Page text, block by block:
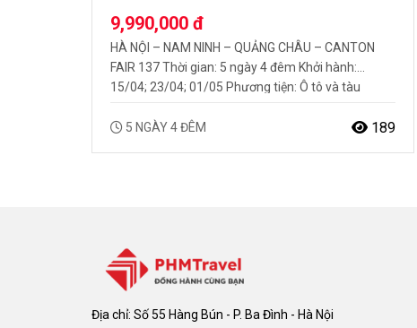
9,990,000 đ
HÀ NỘI – NAM NINH – QUẢNG CHÂU – CANTON
FAIR 137 Thời gian: 5 ngày 4 đêm Khởi hành:
15/04; 23/04; 01/05 Phương tiện: Ô tô và tàu
Trải nghiệm, khám phá hội chợ Quảng Châu
5 NGÀY 4 ĐÊM 189
Địa chỉ: Số 55 Hàng Bún - P. Ba Đình - Hà Nội